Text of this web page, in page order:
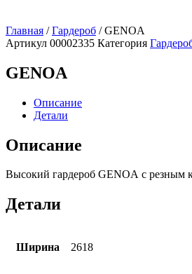
Главная /Гардероб / GENOA
Артикул 00002335 Категория
GENOA
Описание
Детали
Описание
Высокий гардероб GENOA с резным
Детали
Ширина 2618